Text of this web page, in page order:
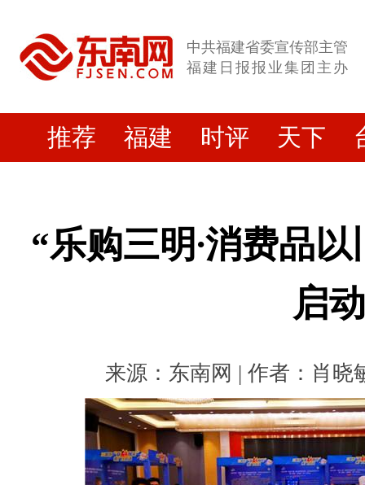
中共福建省委宣传部主管
福建日报报业集团主办
推荐 福建 时评 天下
“乐购三明∙消费品
启动
来源：东南网 | 作者：肖晓